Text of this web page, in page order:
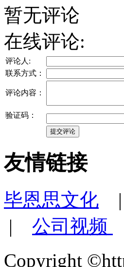
暂无评论
在线评论:
评论人:
联系方式：
评论内容：
验证码：
友情链接
毕恩思文化
| 公司视频
Copyright